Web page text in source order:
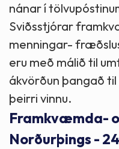
nánar í
Sviðsstjórar
menningar-
eru með málið til
ákvörðun þangað
þeirri vinnu.
Framkvæmda-
Norðurþings -